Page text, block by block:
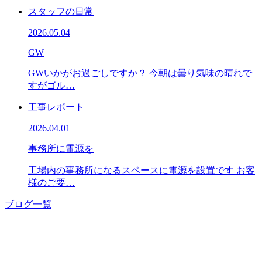
スタッフの日常
2026.05.04
GW
GWいかがお過ごしですか？ 今朝は曇り気味の晴れで
すがゴル…
工事レポート
2026.04.01
事務所に電源を
工場内の事務所になるスペースに電源を設置です お客
様のご要…
ブログ一覧